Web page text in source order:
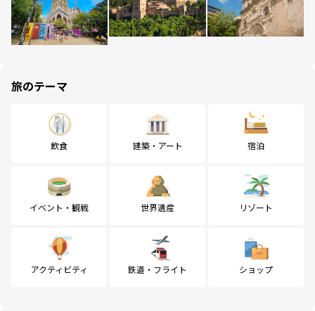
旅のテーマ
飲食 建築・アート 宿泊
イベント・観戦 世界遺産 リゾート
アクティビティ 鉄道・フライト ショップ